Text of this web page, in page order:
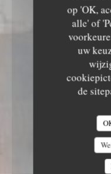
op 'OK,
alle' of
uw
de